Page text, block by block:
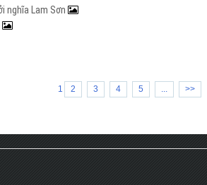
nghĩa Lam Sơn
1 2 3 4 5 ... >>